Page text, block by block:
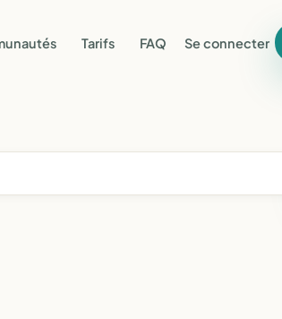
Tarifs FAQ Se connecter